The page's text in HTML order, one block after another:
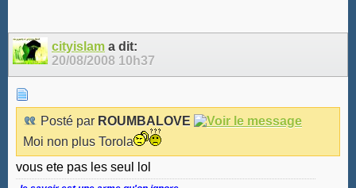
cityislam a dit:
20/08/2008 10h37
Posté par ROUMBALOVE
Moi non plus Torola
vous ete pas les seul lol